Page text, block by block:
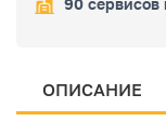
90 сервисов
ОПИСАНИЕ